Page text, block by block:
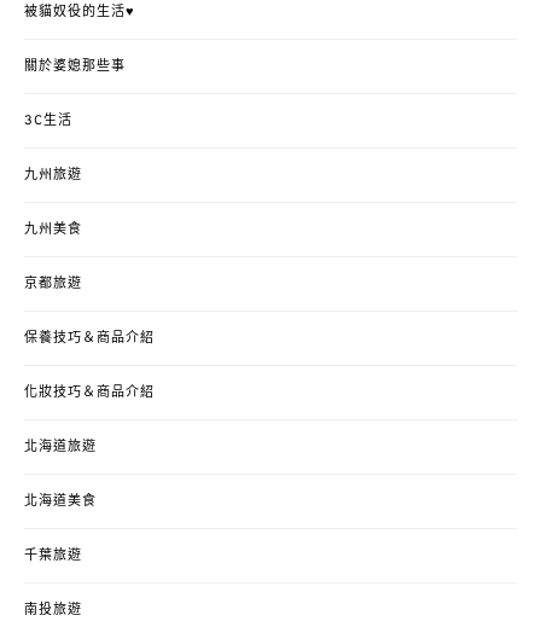
被貓奴役的生活♥
關於婆媳那些事
3C生活
九州旅遊
九州美食
京都旅遊
保養技巧＆商品介紹
化妝技巧＆商品介紹
北海道旅遊
北海道美食
千葉旅遊
南投旅遊